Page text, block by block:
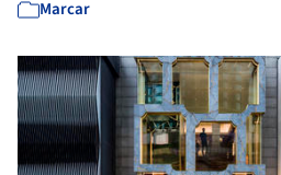
Marcar